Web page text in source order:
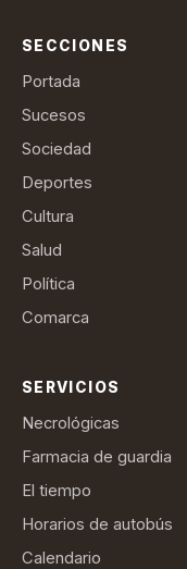
SECCIONES
Portada
Sucesos
Sociedad
Deportes
Cultura
Salud
Política
Comarca
SERVICIOS
Necrológicas
Farmacia de guardia
El tiempo
Horarios de autobús
Calendario